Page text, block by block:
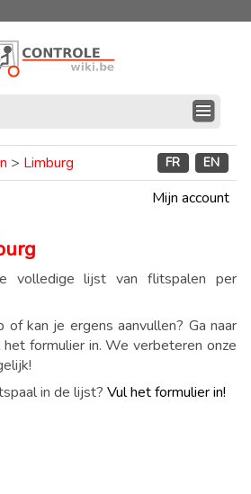
> Limburg FR EN
Mijn account
volledige lijst van flitspalen per
kan je ergens aanvullen? Ga naar
formulier in. We verbeteren onze
in de lijst? Vul het formulier in!